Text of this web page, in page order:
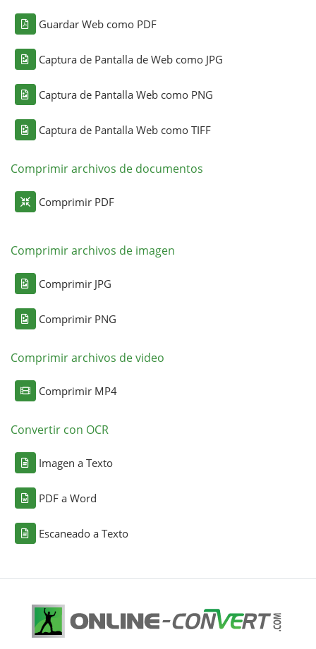
Guardar Web como PDF
Captura de Pantalla de Web como JPG
Captura de Pantalla Web como PNG
Captura de Pantalla Web como TIFF
Comprimir archivos de documentos
Comprimir PDF
Comprimir archivos de imagen
Comprimir JPG
Comprimir PNG
Comprimir archivos de video
Comprimir MP4
Convertir con OCR
Imagen a Texto
PDF a Word
Escaneado a Texto